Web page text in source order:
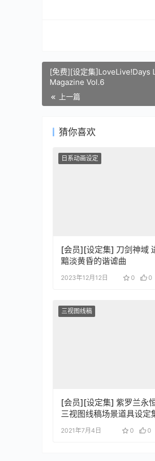
[免费][设定集]LoveLive!Days
Magazine Vol.6
上一篇
猜你喜欢
日系动画设定
[会员][设定集] 刀剑神域
黯淡黄昏的谐谑曲
2023年12月12日 0 0
三视图线稿
[会员][设定集] 紫罗兰永
三视图线稿场景道具设定
2021年7月4日 0 0